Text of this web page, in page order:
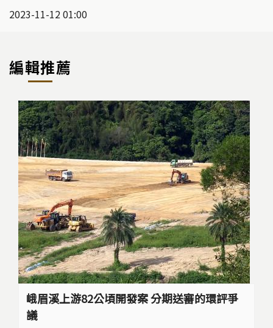
2023-11-12 01:00
編輯推薦
峨眉溪上游82公頃開發案 分期送審的環評爭
議